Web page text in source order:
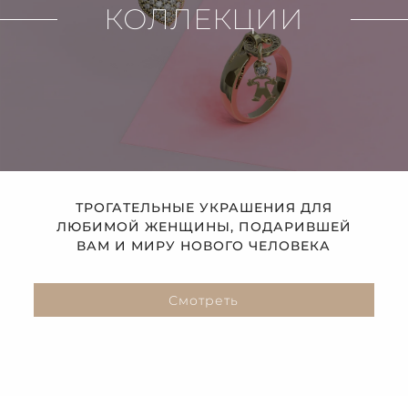
КОЛЛЕКЦИИ
ТРОГАТЕЛЬНЫЕ УКРАШЕНИЯ ДЛЯ
ЛЮБИМОЙ ЖЕНЩИНЫ, ПОДАРИВШЕЙ
ВАМ И МИРУ НОВОГО ЧЕЛОВЕКА
Смотреть